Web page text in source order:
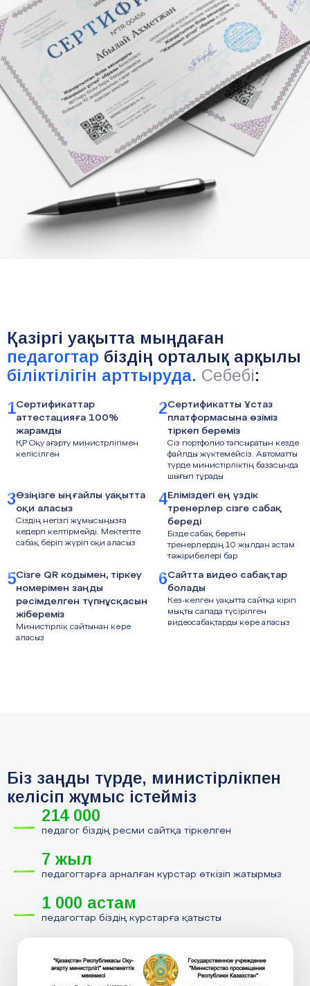
Қазіргі уақытта мыңдаған
педагогтар біздің орталық арқылы
біліктілігін арттыруда. Себебі:
1Сертификаттар
аттестацияға 100%
жарамды
ҚР Оқу ағарту министрлігімен
келісілген
2Сертификатты Ұстаз
платформасына өзіміз
тіркеп береміз
Сіз портфолио тапсыратын кезде
файлды жүктемейсіз. Автоматты
түрде министірліктің базасында
шығып тұрады
3Өзіңізге ыңғайлы уақытта
оқи аласыз
Сіздің негізгі жұмысыңызға
кедергі келтірмейді. Мектепте
сабақ беріп жүріп оқи аласыз
4Еліміздегі ең үздік
тренерлер сізге сабақ
береді
Бізде сабақ беретін
тренерлердің 10 жылдан астам
тәжірибелері бар
5Сізге QR кодымен, тіркеу
номерімен заңды
рәсімделген түпнұсқасын
жібереміз
Министірлік сайтынан көре
аласыз
6Сайтта видео сабақтар
болады
Кез-келген уақытта сайтқа кіріп
мықты сапада түсірілген
видеосабақтарды көре аласыз
Біз заңды түрде, министірлікпен
келісіп жұмыс істейміз
214 000
педагог біздің ресми сайтқа тіркелген
7 жыл
педагогтарға арналған курстар өткізіп жатырмыз
1 000 астам
педагогтар біздің курстарға қатысты